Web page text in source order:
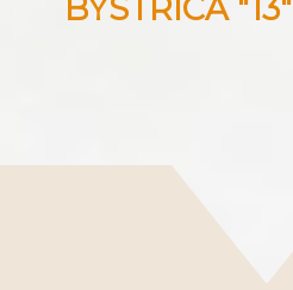
BYSTRICA "13"